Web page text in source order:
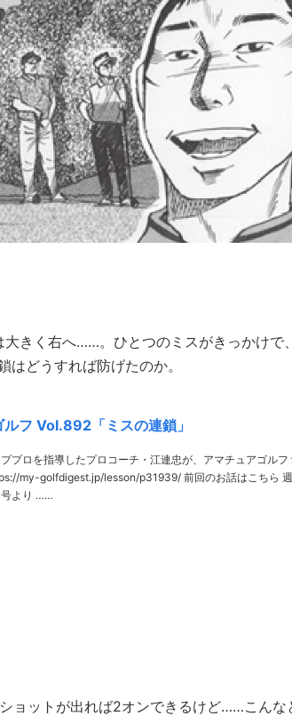
きく右へ……。ひとつのミスがきっかけで
どうすれば防げたのか。
ルフ Vol.892「ミスの連鎖」
プロを指導したプロコーチ・江連忠が、アマチュアゴルフ
号より ……
ョットが出れば2オンできるけど……こんな